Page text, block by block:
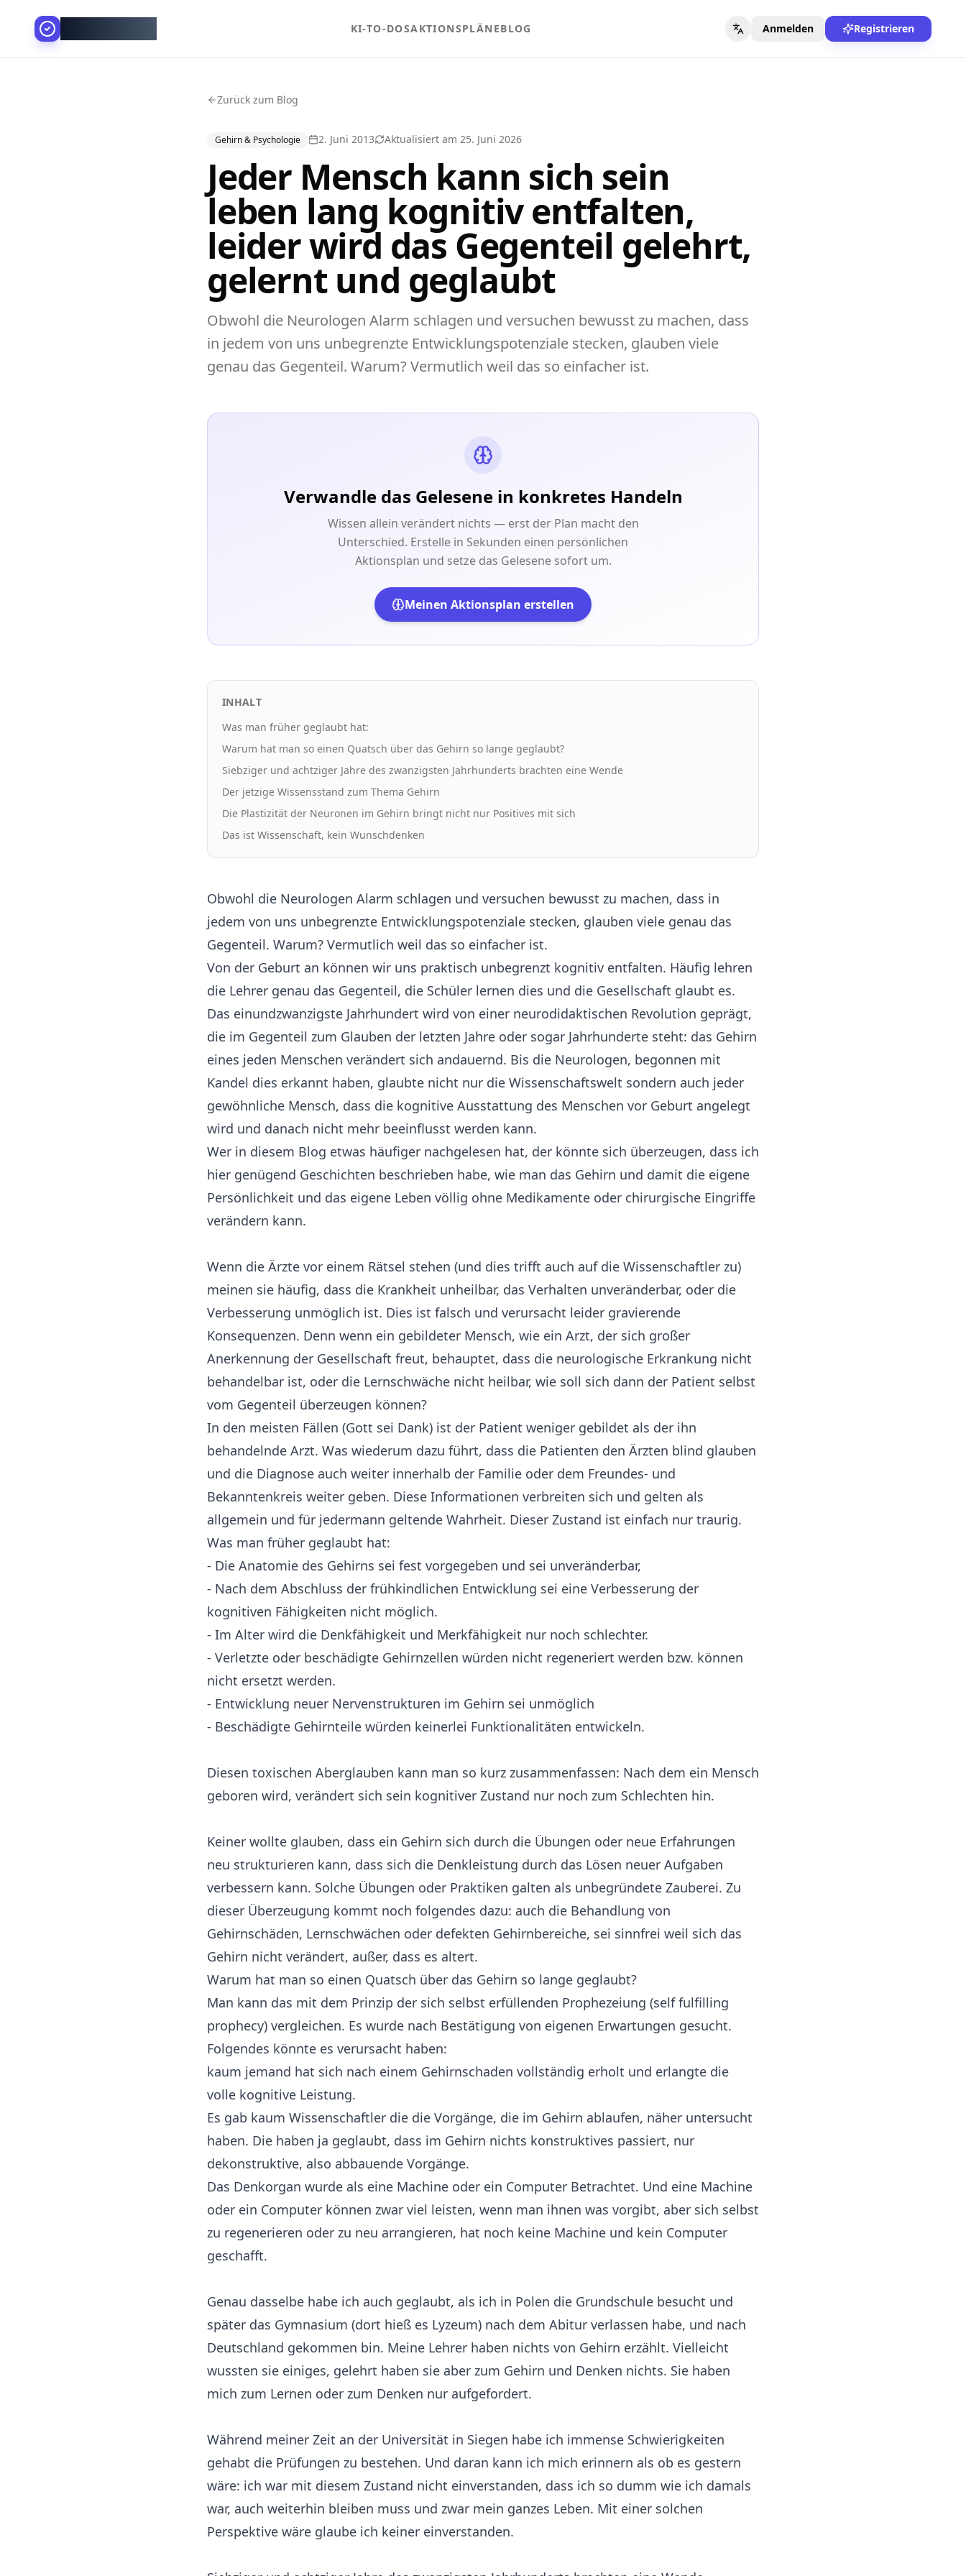
KI-TO-DOSAKTIONSPLÄNEBLOG Anmelden Registrieren
Zurück zum Blog
Gehirn & Psychologie 2. Juni 2013 Aktualisiert am 25. Juni 2026
Jeder Mensch kann sich sein
leben lang kognitiv entfalten,
leider wird das Gegenteil gelehrt,
gelernt und geglaubt
Obwohl die Neurologen Alarm schlagen und versuchen bewusst zu machen, dass
in jedem von uns unbegrenzte Entwicklungspotenziale stecken, glauben viele
genau das Gegenteil. Warum? Vermutlich weil das so einfacher ist.
Verwandle das Gelesene in konkretes Handeln
Wissen allein verändert nichts — erst der Plan macht den
Unterschied. Erstelle in Sekunden einen persönlichen
Aktionsplan und setze das Gelesene sofort um.
Meinen Aktionsplan erstellen
INHALT
Was man früher geglaubt hat:
Warum hat man so einen Quatsch über das Gehirn so lange geglaubt?
Siebziger und achtziger Jahre des zwanzigsten Jahrhunderts brachten eine Wende
Der jetzige Wissensstand zum Thema Gehirn
Die Plastizität der Neuronen im Gehirn bringt nicht nur Positives mit sich
Das ist Wissenschaft, kein Wunschdenken
Obwohl die Neurologen Alarm schlagen und versuchen bewusst zu machen, dass in
jedem von uns unbegrenzte Entwicklungspotenziale stecken, glauben viele genau das
Gegenteil. Warum? Vermutlich weil das so einfacher ist.
Von der Geburt an können wir uns praktisch unbegrenzt kognitiv entfalten. Häufig lehren
die Lehrer genau das Gegenteil, die Schüler lernen dies und die Gesellschaft glaubt es.
Das einundzwanzigste Jahrhundert wird von einer neurodidaktischen Revolution geprägt,
die im Gegenteil zum Glauben der letzten Jahre oder sogar Jahrhunderte steht: das Gehirn
eines jeden Menschen verändert sich andauernd. Bis die Neurologen, begonnen mit
Kandel dies erkannt haben, glaubte nicht nur die Wissenschaftswelt sondern auch jeder
gewöhnliche Mensch, dass die kognitive Ausstattung des Menschen vor Geburt angelegt
wird und danach nicht mehr beeinflusst werden kann.
Wer in diesem Blog etwas häufiger nachgelesen hat, der könnte sich überzeugen, dass ich
hier genügend Geschichten beschrieben habe, wie man das Gehirn und damit die eigene
Persönlichkeit und das eigene Leben völlig ohne Medikamente oder chirurgische Eingriffe
verändern kann.
Wenn die Ärzte vor einem Rätsel stehen (und dies trifft auch auf die Wissenschaftler zu)
meinen sie häufig, dass die Krankheit unheilbar, das Verhalten unveränderbar, oder die
Verbesserung unmöglich ist. Dies ist falsch und verursacht leider gravierende
Konsequenzen. Denn wenn ein gebildeter Mensch, wie ein Arzt, der sich großer
Anerkennung der Gesellschaft freut, behauptet, dass die neurologische Erkrankung nicht
behandelbar ist, oder die Lernschwäche nicht heilbar, wie soll sich dann der Patient selbst
vom Gegenteil überzeugen können?
In den meisten Fällen (Gott sei Dank) ist der Patient weniger gebildet als der ihn
behandelnde Arzt. Was wiederum dazu führt, dass die Patienten den Ärzten blind glauben
und die Diagnose auch weiter innerhalb der Familie oder dem Freundes- und
Bekanntenkreis weiter geben. Diese Informationen verbreiten sich und gelten als
allgemein und für jedermann geltende Wahrheit. Dieser Zustand ist einfach nur traurig.
Was man früher geglaubt hat:
- Die Anatomie des Gehirns sei fest vorgegeben und sei unveränderbar,
- Nach dem Abschluss der frühkindlichen Entwicklung sei eine Verbesserung der
kognitiven Fähigkeiten nicht möglich.
- Im Alter wird die Denkfähigkeit und Merkfähigkeit nur noch schlechter.
- Verletzte oder beschädigte Gehirnzellen würden nicht regeneriert werden bzw. können
nicht ersetzt werden.
- Entwicklung neuer Nervenstrukturen im Gehirn sei unmöglich
- Beschädigte Gehirnteile würden keinerlei Funktionalitäten entwickeln.
Diesen toxischen Aberglauben kann man so kurz zusammenfassen: Nach dem ein Mensch
geboren wird, verändert sich sein kognitiver Zustand nur noch zum Schlechten hin.
Keiner wollte glauben, dass ein Gehirn sich durch die Übungen oder neue Erfahrungen
neu strukturieren kann, dass sich die Denkleistung durch das Lösen neuer Aufgaben
verbessern kann. Solche Übungen oder Praktiken galten als unbegründete Zauberei. Zu
dieser Überzeugung kommt noch folgendes dazu: auch die Behandlung von
Gehirnschäden, Lernschwächen oder defekten Gehirnbereiche, sei sinnfrei weil sich das
Gehirn nicht verändert, außer, dass es altert.
Warum hat man so einen Quatsch über das Gehirn so lange geglaubt?
Man kann das mit dem Prinzip der sich selbst erfüllenden Prophezeiung (self fulfilling
prophecy) vergleichen. Es wurde nach Bestätigung von eigenen Erwartungen gesucht.
Folgendes könnte es verursacht haben:
kaum jemand hat sich nach einem Gehirnschaden vollständig erholt und erlangte die
volle kognitive Leistung.
Es gab kaum Wissenschaftler die die Vorgänge, die im Gehirn ablaufen, näher untersucht
haben. Die haben ja geglaubt, dass im Gehirn nichts konstruktives passiert, nur
dekonstruktive, also abbauende Vorgänge.
Das Denkorgan wurde als eine Machine oder ein Computer Betrachtet. Und eine Machine
oder ein Computer können zwar viel leisten, wenn man ihnen was vorgibt, aber sich selbst
zu regenerieren oder zu neu arrangieren, hat noch keine Machine und kein Computer
geschafft.
Genau dasselbe habe ich auch geglaubt, als ich in Polen die Grundschule besucht und
später das Gymnasium (dort hieß es Lyzeum) nach dem Abitur verlassen habe, und nach
Deutschland gekommen bin. Meine Lehrer haben nichts von Gehirn erzählt. Vielleicht
wussten sie einiges, gelehrt haben sie aber zum Gehirn und Denken nichts. Sie haben
mich zum Lernen oder zum Denken nur aufgefordert.
Während meiner Zeit an der Universität in Siegen habe ich immense Schwierigkeiten
gehabt die Prüfungen zu bestehen. Und daran kann ich mich erinnern als ob es gestern
wäre: ich war mit diesem Zustand nicht einverstanden, dass ich so dumm wie ich damals
war, auch weiterhin bleiben muss und zwar mein ganzes Leben. Mit einer solchen
Perspektive wäre glaube ich keiner einverstanden.